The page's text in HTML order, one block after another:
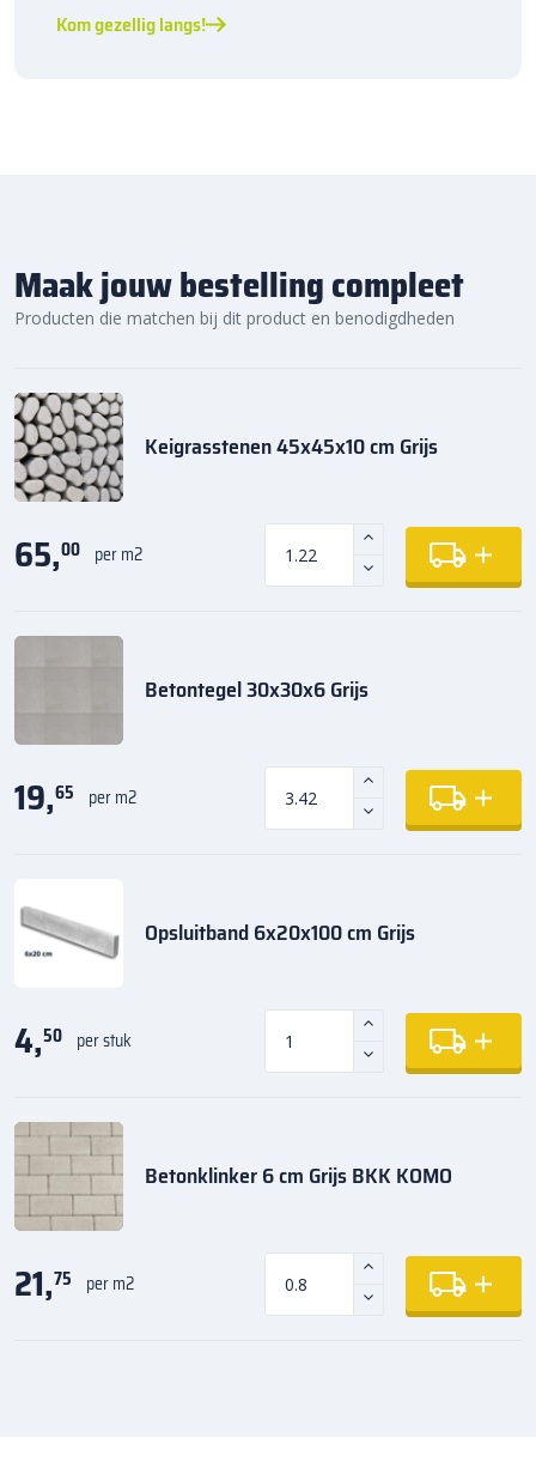
Kom gezellig langs!
Maak jouw bestelling compleet
Producten die matchen bij dit product en benodigdheden
Keigrasstenen 45x45x10 cm Grijs
65,00 per m2
Betontegel 30x30x6 Grijs
19,65 per m2
Opsluitband 6x20x100 cm Grijs
4,50 per stuk
Betonklinker 6 cm Grijs BKK KOMO
21,75 per m2